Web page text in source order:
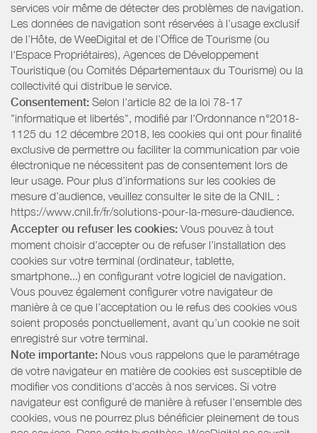
services voir même de détecter des problèmes de navigation.
Les données de navigation sont réservées à l’usage exclusif
de l’Hôte, de WeeDigital et de l’Office de Tourisme (ou
l'Espace Propriétaires), Agences de Développement
Touristique (ou Comités Départementaux du Tourisme) ou la
collectivité qui distribue le service.
Consentement: Selon l'article 82 de la loi 78-17
"informatique et libertés", modifié par l'Ordonnance n°2018-
1125 du 12 décembre 2018, les cookies qui ont pour finalité
exclusive de permettre ou faciliter la communication par voie
électronique ne nécessitent pas de consentement lors de
leur usage. Pour plus d’informations sur les cookies de
mesure d’audience, veuillez consulter le site de la CNIL :
https://www.cnil.fr/fr/solutions-pour-la-mesure-daudience.
Accepter ou refuser les cookies: Vous pouvez à tout
moment choisir d’accepter ou de refuser l’installation des
cookies sur votre terminal (ordinateur, tablette,
smartphone...) en configurant votre logiciel de navigation.
Vous pouvez également configurer votre navigateur de
manière à ce que l’acceptation ou le refus des cookies vous
soient proposés ponctuellement, avant qu’un cookie ne soit
enregistré sur votre terminal.
Note importante: Nous vous rappelons que le paramétrage
de votre navigateur en matière de cookies est susceptible de
modifier vos conditions d'accès à nos services. Si votre
navigateur est configuré de manière à refuser l'ensemble des
cookies, vous ne pourrez plus bénéficier pleinement de tous